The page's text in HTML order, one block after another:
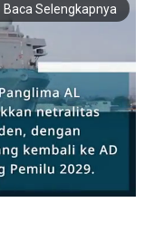
Baca Selengkapnya